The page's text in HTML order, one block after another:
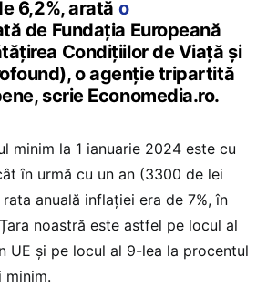
6,2%, arată o
de Fundația Europeană
Condițiilor de Viață și
o agenție tripartită
scrie Economedia.ro.
minim la 1 ianuarie 2024 este cu
în urmă cu un an (3300 de lei
anuală inflației era de 7%, în
noastră este astfel pe locul al
UE și pe locul al 9-lea la procentul
minim.